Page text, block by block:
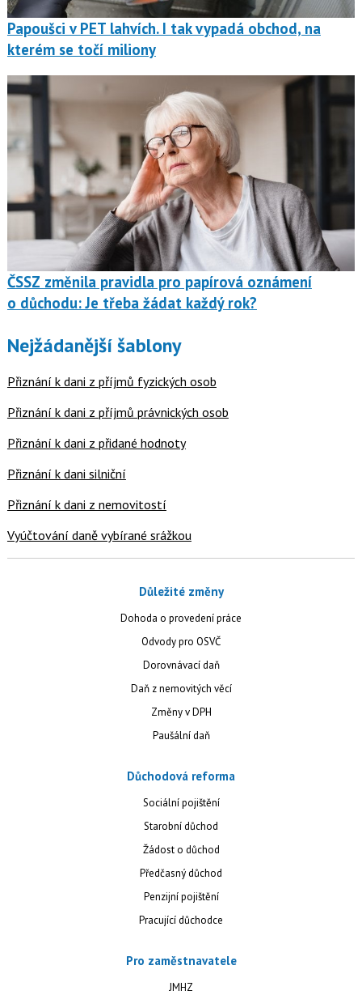
Papoušci v PET lahvích. I tak vypadá obchod, na
kterém se točí miliony
ČSSZ změnila pravidla pro papírová oznámení
o důchodu: Je třeba žádat každý rok?
Nejžádanější šablony
Přiznání k dani z příjmů fyzických osob
Přiznání k dani z příjmů právnických osob
Přiznání k dani z přidané hodnoty
Přiznání k dani silniční
Přiznání k dani z nemovitostí
Vyúčtování daně vybírané srážkou
Důležité změny
Dohoda o provedení práce
Odvody pro OSVČ
Dorovnávací daň
Daň z nemovitých věcí
Změny v DPH
Paušální daň
Důchodová reforma
Sociální pojištění
Starobní důchod
Žádost o důchod
Předčasný důchod
Penzijní pojištění
Pracující důchodce
Pro zaměstnavatele
JMHZ